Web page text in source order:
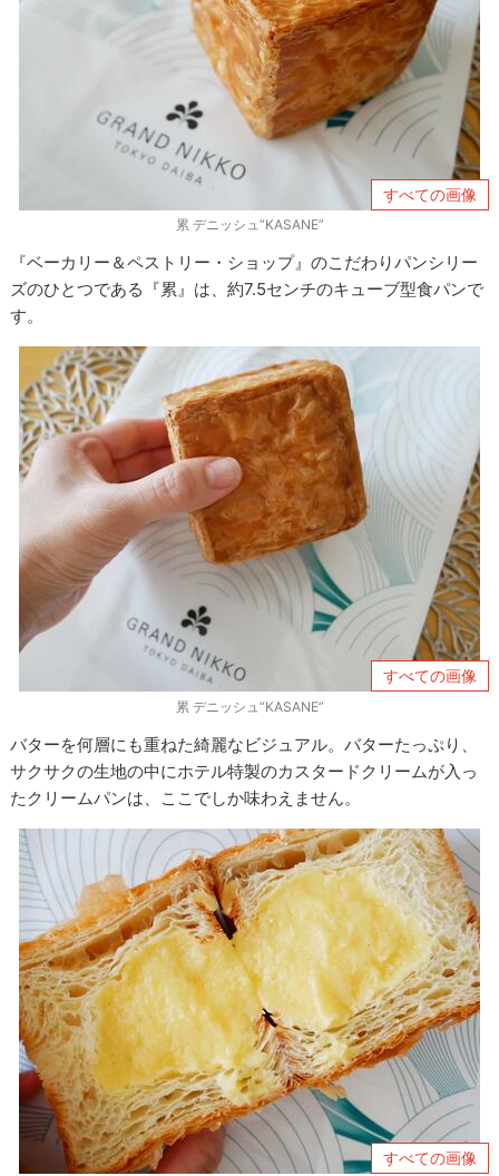
すべての画像
累 デニッシュ“KASANE”
『ベーカリー＆ペストリー・ショップ』のこだわりパンシリー
ズのひとつである『累』は、約7.5センチのキューブ型食パンで
す。
すべての画像
累 デニッシュ“KASANE”
バターを何層にも重ねた綺麗なビジュアル。バターたっぷり、
サクサクの生地の中にホテル特製のカスタードクリームが入っ
たクリームパンは、ここでしか味わえません。
すべての画像